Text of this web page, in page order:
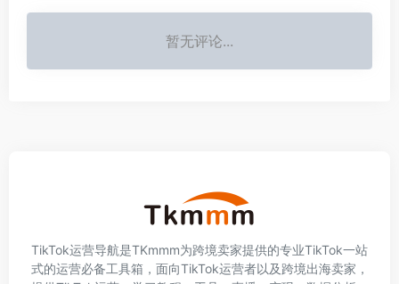
暂无评论...
TikTok运营导航是TKmmm为跨境卖家提供的专业TikTok一站
式的运营必备工具箱，面向TikTok运营者以及跨境出海卖家，